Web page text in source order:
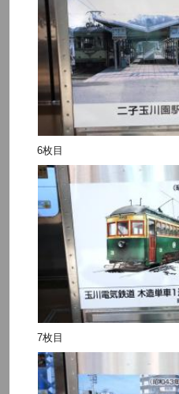
6枚目
7枚目